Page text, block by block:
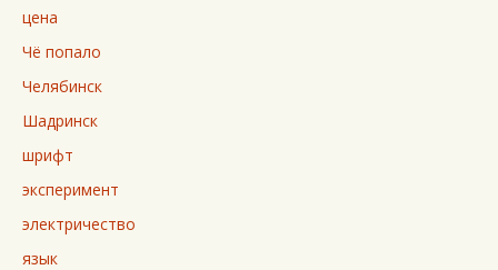
цена
Чё попало
Челябинск
Шадринск
шрифт
эксперимент
электричество
язык